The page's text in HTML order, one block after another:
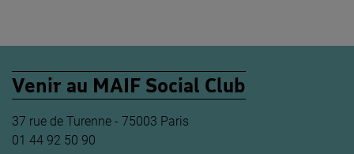
Venir au MAIF Social Club
37 rue de Turenne - 75003 Paris
01 44 92 50 90